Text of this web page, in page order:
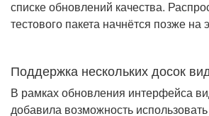
списке обновлений качества.
тестового пакета начнётся позже на
Поддержка нескольких досок
В рамках обновления интерфейса
добавила возможность использовать